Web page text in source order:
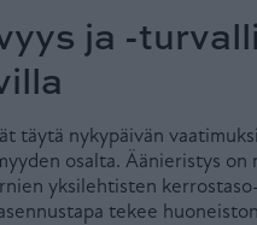
ja -
täytä nykypäivän
osalta. Äänieristys
yksilehtisten
tekee